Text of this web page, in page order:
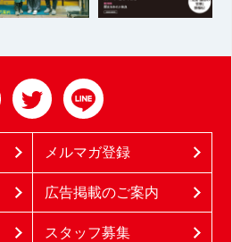
メルマガ登録
広告掲載のご案内
スタッフ募集